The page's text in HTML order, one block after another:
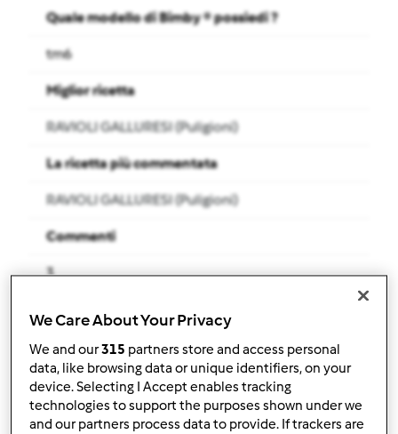
Quale modello di Bimby ® possiedi ?
tm6
Miglior ricetta
RAVIOLI GALLURESI (Puligioni)
La ricetta più commentata
RAVIOLI GALLURESI (Puligioni)
Commenti
3
Ricette(7)
Mostra tutto
Crea nuova ricetta
We Care About Your Privacy
We and our315 partners store and access personal
data, like browsing data or unique identifiers, on your
device. Selecting I Accept enables tracking
technologies to support the purposes shown under we
and our partners process data to provide. If trackers are